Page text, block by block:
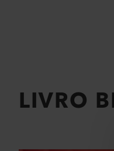
LIVRO